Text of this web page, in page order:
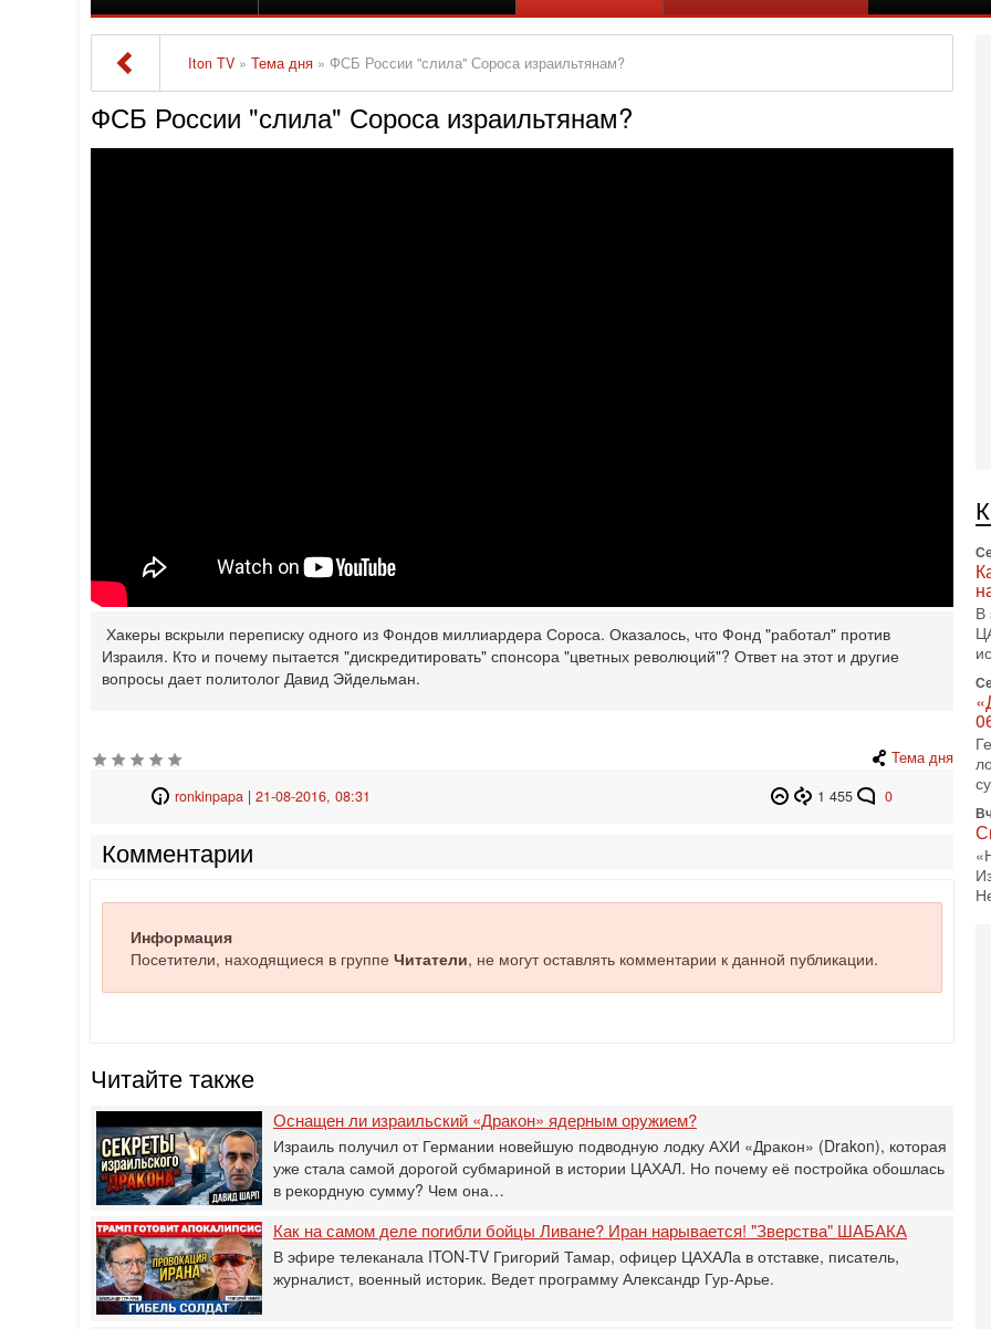
Iton TV »Тема дня » ФСБ России "слила" Сороса израильтянам?
ФСБ России "слила" Сороса израильтянам?
Хакеры вскрыли переписку одного из Фондов миллиардера Сороса. Оказалось, что Фонд "работал" против
Израиля. Кто и почему пытается "дискредитировать" спонсора "цветных революций"? Ответ на этот и другие
вопросы дает политолог Давид Эйдельман.
Тема дня
1 455
0
ronkinpapa| 21-08-2016, 08:31
Комментарии
Информация
Посетители, находящиеся в группе Читатели, не могут оставлять комментарии к данной публикации.
Читайте также
Оснащен ли израильский «Дракон» ядерным оружием?
Израиль получил от Германии новейшую подводную лодку АХИ «Дракон» (Drakon), которая
уже стала самой дорогой субмариной в истории ЦАХАЛ. Но почему её постройка обошлась
в рекордную сумму? Чем она…
Как на самом деле погибли бойцы Ливане? Иран нарывается! "Зверства" ШАБАКА
В эфире телеканала ITON-TV Григорий Тамар, офицер ЦАХАЛа в отставке, писатель,
журналист, военный историк. Ведет программу Александр Гур-Арье.
В